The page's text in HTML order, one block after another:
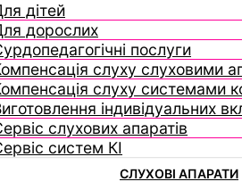
дітей
дорослих
послуги
слуху слуховими
слуху системами
індивідуальних
слухових апаратів
систем КІ
СЛУХОВІ АПАРАТИ